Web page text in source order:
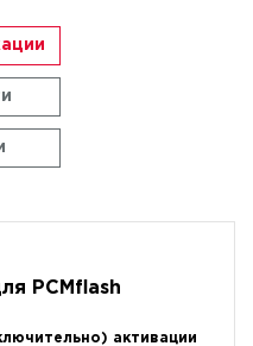
PCMflash
активации